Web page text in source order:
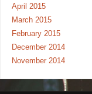
April 2015
March 2015
February 2015
December 2014
November 2014